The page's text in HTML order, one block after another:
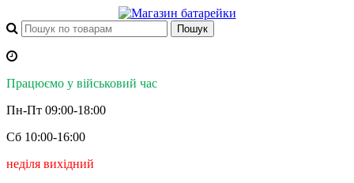
Працюємо у військовий час
Пн-Пт 09:00-18:00
Сб 10:00-16:00
неділя вихідний